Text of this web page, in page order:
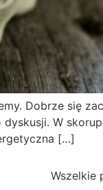
Dobrze się
W
[…]
Wszelkie